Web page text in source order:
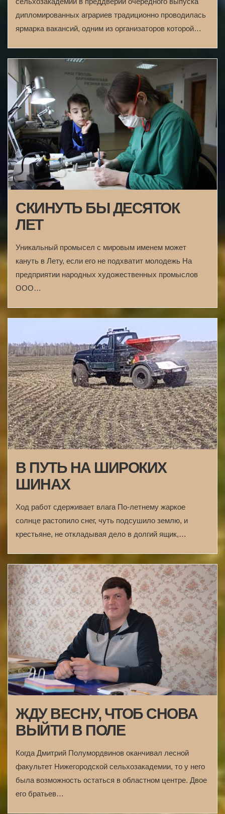
дипломированных аграриев традиционно проводилась
ярмарка вакансий, одним из организаторов которой…
СКИНУТЬ БЫ ДЕСЯТОК
ЛЕТ
Уникальный промысел с мировым именем может
кануть в Лету, если его не подхватит молодежь На
предприятии народных художественных промыслов
ООО…
В ПУТЬ НА ШИРОКИХ
ШИНАХ
Ход работ сдерживает влага По-летнему жаркое
солнце растопило снег, чуть подсушило землю, и
крестьяне, не откладывая дело в долгий ящик,…
ЖДУ ВЕСНУ, ЧТОБ СНОВА
ВЫЙТИ В ПОЛЕ
Когда Дмитрий Полумордвинов оканчивал лесной
факультет Нижегородской сельхозакадемии, то у него
была возможность остаться в областном центре. Двое
его братьев…